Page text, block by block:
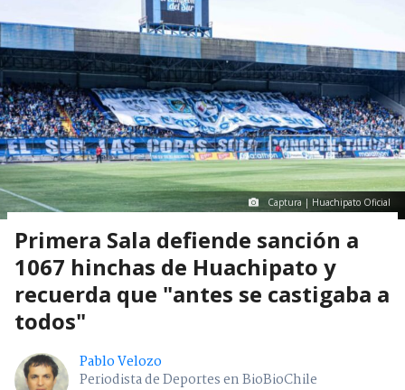
Captura | Huachipato Oficial
Primera Sala defiende sanción a
1067 hinchas de Huachipato y
recuerda que "antes se castigaba a
todos"
Pablo Velozo
Periodista de Deportes en BioBioChile